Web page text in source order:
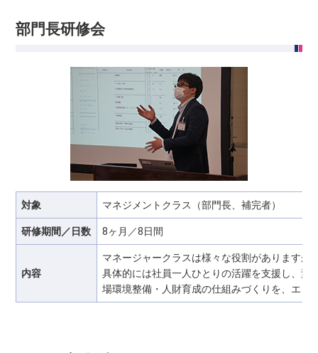
部門長研修会
対象 マネジメントクラス（部門長、補完者）
研修期間／日数 8ヶ月／8日間
内容
マネージャークラスは様々な役割があります
具体的には社員一人ひとりの活躍を支援し、変
場環境整備・人財育成の仕組みづくりを、エン